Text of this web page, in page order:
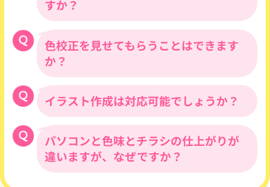
ん。メールもしくは、FAXでその情報が確認できる
場合のみとなります。また、完全データとしての入
稿後、またはお客様校了後の印刷物の間違い、誤植
又は使用に関する偶発的あるいは必然的ないかなる
損害に対しても、責任は負いかねます。
※2 品質において、天候や湿度、印刷特性やその
他様々な影響下において、PC画面や印刷前段階の出
力紙及び色見本の色とは異なる場合がまれにござい
ますが、その場合は保証の対象にはなりません。ま
たお客様より提供された画像のサイズが小さいこと
により、画像が荒れてしまう場合も、保証対象外と
なります。
※3 納期の遅延 悪天候・天災等の影響による交
ります。詳しくは当社WEB担当までお問い
合わせください。
すか？
折込センターや物流倉庫への納品の場合
は、パレット納品となります。スクール様
への納品は段ボール箱に梱包し納品いたし
ます。数百枚程度の場合は、宅配便袋での
納品となります。
また、切り返し梱包や仕切り（間紙挿入）
なども承ります。※別途費用がかかりま
す。
色校正を見せてもらうことはできます
か？
対応可能です。費用や納期については、お
問い合わせください。
イラスト作成は対応可能でしょうか？
対応可能です。費用についてはお問い合わ
せください。
パソコンと色味とチラシの仕上がりが
違いますが、なぜですか？